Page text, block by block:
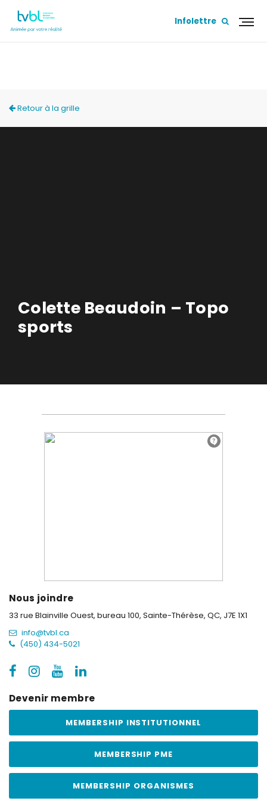
Infolettre
Retour à la grille
Colette Beaudoin – Topo
sports
Nous joindre
33 rue Blainville Ouest, bureau 100, Sainte-Thérèse, QC, J7E 1X1
info@tvbl.ca
(450) 434-5021
Devenir membre
MEMBERSHIP INSTITUTIONNEL
MEMBERSHIP PME
MEMBERSHIP ORGANISMES